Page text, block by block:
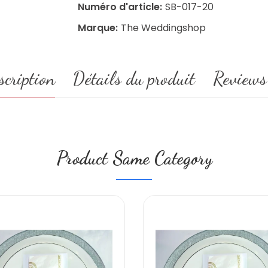
Numéro d'article: SB-017-20
Marque: The Weddingshop
Détails du produit
Product Same Category